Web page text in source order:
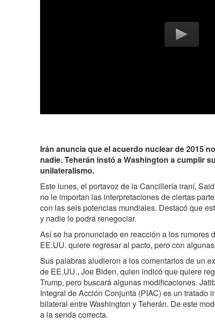
Irán anuncia que el acuerdo nuclear de 2015
nadie. Teherán instó a Washington a cumplir
unilateralismo.
Este lunes, el portavoz de la Cancillería iraní,
no le importan las interpretaciones de ciertas
con las seis potencias mundiales. Destacó que
y nadie lo podrá renegociar.
Así se ha pronunciado en reacción a los rumores
EE.UU. quiere regresar al pacto, pero con
Sus palabras aludieron a los comentarios de un
de EE.UU., Joe Biden, quien indicó que quiere
Trump, pero buscará algunas modificaciones.
Integral de Acción Conjunta (PIAC) es un tratado
bilateral entre Washington y Teherán. De este
a la senda correcta.